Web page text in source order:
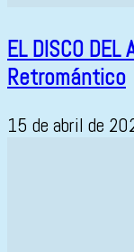
EL DISCO
Retromántico
15 de abril de